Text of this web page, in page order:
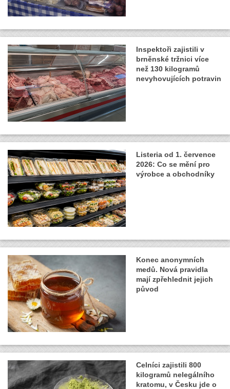
Inspektoři zajistili v
brněnské tržnici více
než 130 kilogramů
nevyhovujících potravin
Listeria od 1. července
2026: Co se mění pro
výrobce a obchodníky
Konec anonymních
medů. Nová pravidla
mají zpřehlednit jejich
původ
Celníci zajistili 800
kilogramů nelegálního
kratomu, v Česku jde o